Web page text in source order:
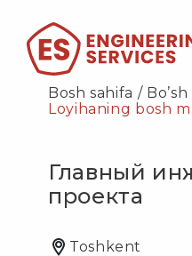
Bosh sahifa /
Loyihaning bosh
Главный
проекта
Toshkent